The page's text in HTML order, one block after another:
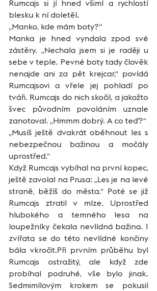
Rumcajs si jí hned všiml a rychlostí
blesku k ní doletěl.
„Manko, kde mám boty?“
Manka je hned vyndala zpod své
zástěry. „Nechala jsem si je raději u
sebe v teple. Pevné boty tady člověk
nenajde ani za pět krejcar,“ povídá
Rumcajsovi a vřele jej pohladí po
tváři. Rumcajs do nich skočil, a jakožto
švec původním povoláním uznale
zanotoval. „Hmmm dobrý. A co teď?“
„Musíš ještě dvakrát oběhnout les s
nebezpečnou bažinou a močály
uprostřed.“
Když Rumcajs vybíhal na první kopec,
ještě zavolal na Prusa: „Les je na levé
straně, běžíš do města.“ Poté se již
Rumcajs ztratil v mlze. Uprostřed
hlubokého a temného lesa na
loupežníky čekala nevlídná bažina. I
zvířata se do této nevlídné končiny
bála vkročit.Při prvním průběhu byl
Rumcajs ostražitý, ale když zde
probíhal podruhé, vše bylo jinak.
Sedmimílovým krokem se pokusil